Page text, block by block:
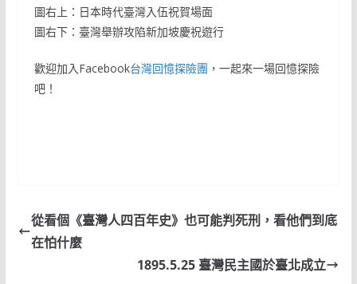
圖右上：日本時代臺灣入伍祝賀場面
圖右下：臺灣舉辦攻陷新加坡慶祝遊行
歡迎加入Facebook台灣回憶探險團 ，一起來一場回憶探險
吧！
從看個《臺灣人四百年史》也可能判死刑，看他們到底
在怕什麼
1895.5.25 臺灣民主國於臺北成立